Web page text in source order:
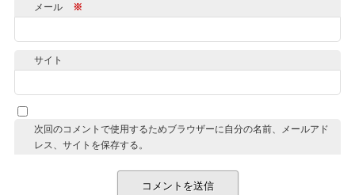
メール ※
サイト
次回のコメントで使用するためブラウザーに自分の名前、メールアド
レス、サイトを保存する。